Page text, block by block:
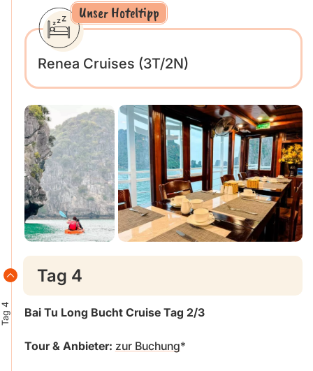
Unser Hoteltipp
Renea Cruises (3T/2N)
Tag 4
Tag 4
Bai Tu Long Bucht Cruise Tag 2/3
Tour & Anbieter: zur Buchung